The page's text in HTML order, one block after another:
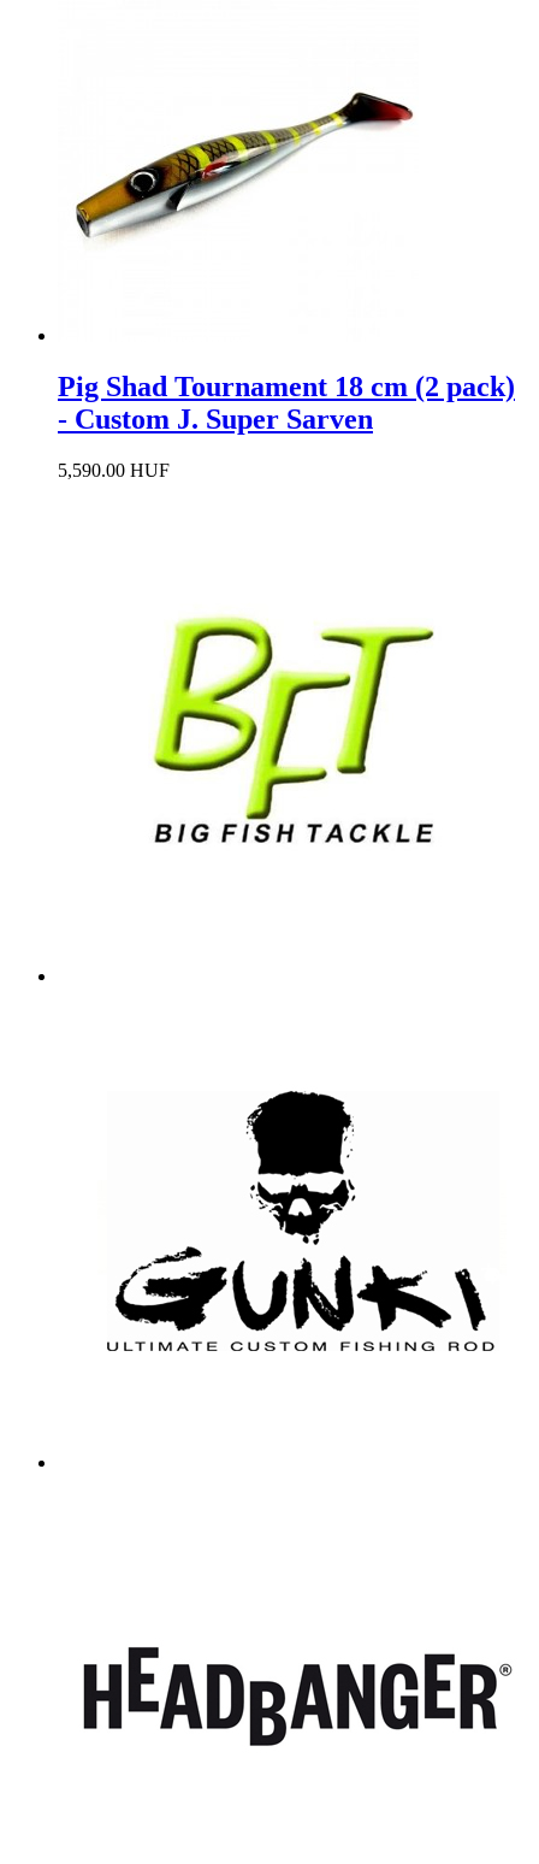
Pig Shad Tournament 18 cm (2 pack)
- Custom J. Super Sarven
5,590.00 HUF